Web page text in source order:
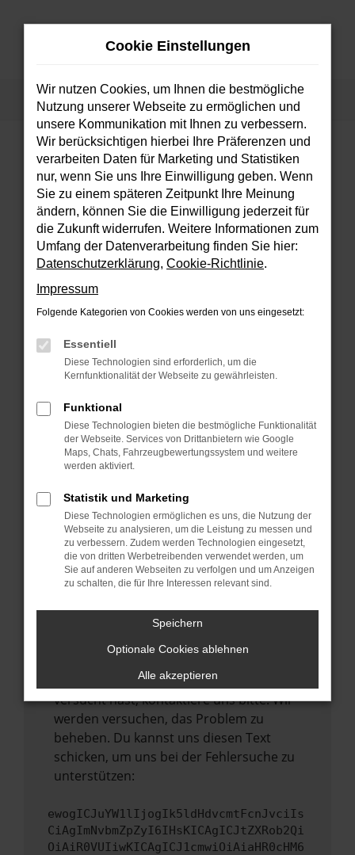
Zum
Startseite Fahrzeugsuche
FEHLER: NETWORK ERROR
Beim Laden ist ein Fehler aufgetreten.
Hier sind ein paar Tipps, die dir helfen können:
Überprüfe deine Firewall und deine
Internetverbindung.
Laden andere Webseiten, zum Beispiel
deine Suchmaschine?
Prüfe deine Browsererweiterungen.
Manche Erweiterungen, wie Werbeblocker,
können das Laden bestimmter Seiten
anderen Browser oder in einem privaten
Fenster?
Starte dein Gerät neu.
vorübergehende Probleme zu beheben.
Stelle sicher, dass dein Browser und dein
Betriebssystem auf dem neuesten Stand
sind.
Veraltete Software birgt nicht nur ein
führen, dass bestimmte Funktionen nicht
Wende dich an den Webseitenbetreiber.
Wenn du alle oben genannten Schritte
versucht hast, kontaktiere uns bitte. Wir
werden versuchen, das Problem zu
beheben. Du kannst uns diesen Text
schicken, um uns bei der Fehlersuche zu
unterstützen:
ewogICJuYW1lIjogIk5ldHdvcmtFcnJvciIs
CiAgImNvbmZpZyI6IHsKICAgICJtZXRob2Qi
OiAiR0VUIiwKICAgICJ1cmwiOiAiaHR0cHM6
Cookie Einstellungen
Wir nutzen Cookies, um Ihnen die bestmögliche
Nutzung unserer Webseite zu ermöglichen und
unsere Kommunikation mit Ihnen zu verbessern.
Wir berücksichtigen hierbei Ihre Präferenzen und
verarbeiten Daten für Marketing und Statistiken
nur, wenn Sie uns Ihre Einwilligung geben. Wenn
Sie zu einem späteren Zeitpunkt Ihre Meinung
ändern, können Sie die Einwilligung jederzeit für
die Zukunft widerrufen. Weitere Informationen zum
Umfang der Datenverarbeitung finden Sie hier:
Datenschutzerklärung, Cookie-Richtlinie.
Impressum
Folgende Kategorien von Cookies werden von uns eingesetzt:
Essentiell
Diese Technologien sind erforderlich, um die
Kernfunktionalität der Webseite zu gewährleisten.
Funktional
Diese Technologien bieten die bestmögliche Funktionalität
der Webseite. Services von Drittanbietern wie Google
Maps, Chats, Fahrzeugbewertungssystem und weitere
werden aktiviert.
Statistik und Marketing
Diese Technologien ermöglichen es uns, die Nutzung der
Webseite zu analysieren, um die Leistung zu messen und
zu verbessern. Zudem werden Technologien eingesetzt,
die von dritten Werbetreibenden verwendet werden, um
Sie auf anderen Webseiten zu verfolgen und um Anzeigen
zu schalten, die für Ihre Interessen relevant sind.
Speichern
Optionale Cookies ablehnen
Alle akzeptieren